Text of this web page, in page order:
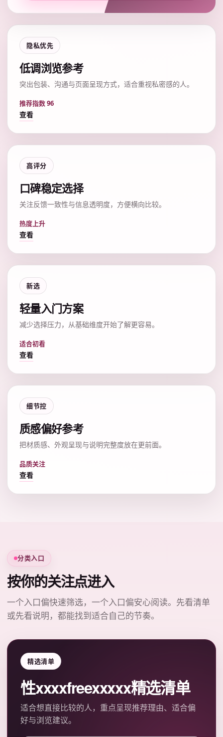
隐私优先
低调浏览参考
突出包装、沟通与页面呈现方式，适合重视私密感的人。
推荐指数 96
查看
高评分
口碑稳定选择
关注反馈一致性与信息透明度，方便横向比较。
热度上升
查看
新选
轻量入门方案
减少选择压力，从基础维度开始了解更容易。
适合初看
查看
细节控
质感偏好参考
把材质感、外观呈现与说明完整度放在更前面。
品质关注
查看
分类入口
按你的关注点进入
一个入口偏快速筛选，一个入口偏安心阅读。先看清单
或先看说明，都能找到适合自己的节奏。
精选清单
性xxxxfreexxxxx精选清单
适合想直接比较的人，重点呈现推荐理由、适合偏
好与浏览建议。